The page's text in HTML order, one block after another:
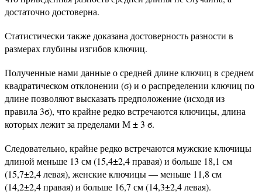
достаточно достоверна.
Статистически также доказана достоверность разности в
размерах глубины изгибов ключиц.
Полученные нами данные о средней длине ключиц в среднем
квадратическом отклонении (ϭ) и о распределении ключиц по
длине позволяют высказать предположение (исходя из
правила 3ϭ), что крайне редко встречаются ключицы, длина
которых лежит за пределами М ± 3 ϭ.
Следовательно, крайне редко встречаются мужские ключицы
длиной меньше 13 см (15,4±2,4 правая) и больше 18,1 см
(15,7±2,4 левая), женские ключицы — меньше 11,8 см
(14,2±2,4 правая) и больше 16,7 см (14,3±2,4 левая).